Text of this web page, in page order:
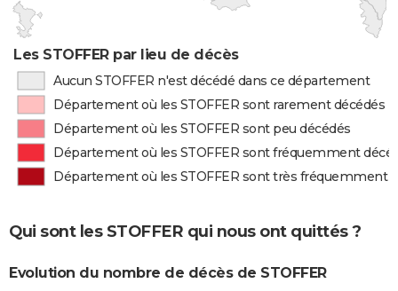
Les STOFFER par lieu de décès
Aucun STOFFER n'est décédé dans ce département
Département où les STOFFER sont rarement décédés
Département où les STOFFER sont peu décédés
Département où les STOFFER sont fréquemment
Département où les STOFFER sont très fréquemment
Qui sont les STOFFER qui nous ont quittés ?
Evolution du nombre de décès de STOFFER